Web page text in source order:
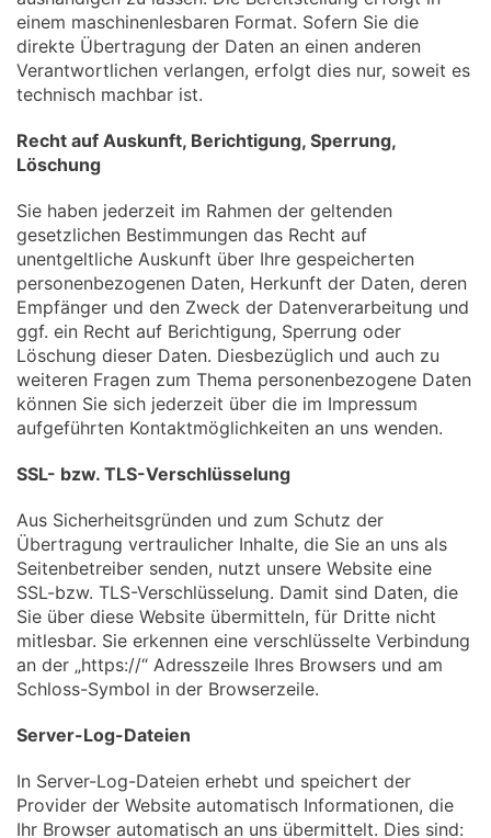
einem maschinenlesbaren Format. Sofern Sie die
direkte Übertragung der Daten an einen anderen
Verantwortlichen verlangen, erfolgt dies nur, soweit es
technisch machbar ist.
Recht auf Auskunft, Berichtigung, Sperrung,
Löschung
Sie haben jederzeit im Rahmen der geltenden
gesetzlichen Bestimmungen das Recht auf
unentgeltliche Auskunft über Ihre gespeicherten
personenbezogenen Daten, Herkunft der Daten, deren
Empfänger und den Zweck der Datenverarbeitung und
ggf. ein Recht auf Berichtigung, Sperrung oder
Löschung dieser Daten. Diesbezüglich und auch zu
weiteren Fragen zum Thema personenbezogene Daten
können Sie sich jederzeit über die im Impressum
aufgeführten Kontaktmöglichkeiten an uns wenden.
SSL- bzw. TLS-Verschlüsselung
Aus Sicherheitsgründen und zum Schutz der
Übertragung vertraulicher Inhalte, die Sie an uns als
Seitenbetreiber senden, nutzt unsere Website eine
SSL-bzw. TLS-Verschlüsselung. Damit sind Daten, die
Sie über diese Website übermitteln, für Dritte nicht
mitlesbar. Sie erkennen eine verschlüsselte Verbindung
an der „https://“ Adresszeile Ihres Browsers und am
Schloss-Symbol in der Browserzeile.
Server-Log-Dateien
In Server-Log-Dateien erhebt und speichert der
Provider der Website automatisch Informationen, die
Ihr Browser automatisch an uns übermittelt. Dies sind: